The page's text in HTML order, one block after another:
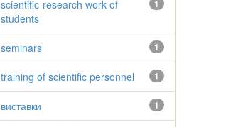
1
scientific-research work of
students
1
seminars
1
training of scientific personnel
1
виставки